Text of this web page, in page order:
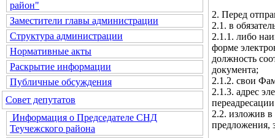
район"
Заместители главы администрации
Структура администрации
Нормативные акты
Раскрытие информации
Публичные обсуждения
Совет депутатов
Информация о Председателе СНД
Теучежского района
2. Перед
2.1. в
2.1.1. либо
форме
должность
документа;
2.1.2. свои
2.1.3. адрес
2.2. изложив в
предложения,